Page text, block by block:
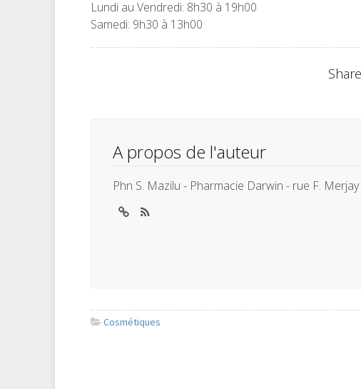
Lundi au Vendredi: 8h30 à 19h00
Samedi: 9h30 à 13h00
A propos de l'auteur
Phn S. Mazilu - Pharmacie Darwin - rue F.
Cosmétiques